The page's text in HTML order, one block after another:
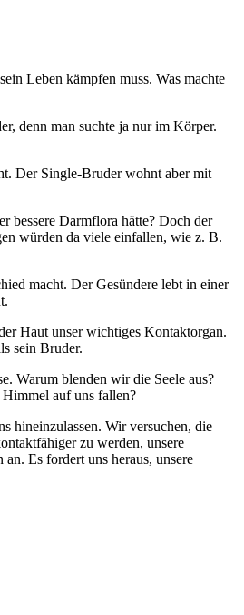
Leben kämpfen muss. Was machte
denn man suchte ja nur im Körper.
Der Single-Bruder wohnt aber mit
bessere Darmflora hätte? Doch der
würden da viele einfallen, wie z. B.
macht. Der Gesündere lebt in einer
Haut unser wichtiges Kontaktorgan.
sein Bruder.
Warum blenden wir die Seele aus?
auf uns fallen?
hineinzulassen. Wir versuchen, die
zu werden, unsere
Es fordert uns heraus, unsere